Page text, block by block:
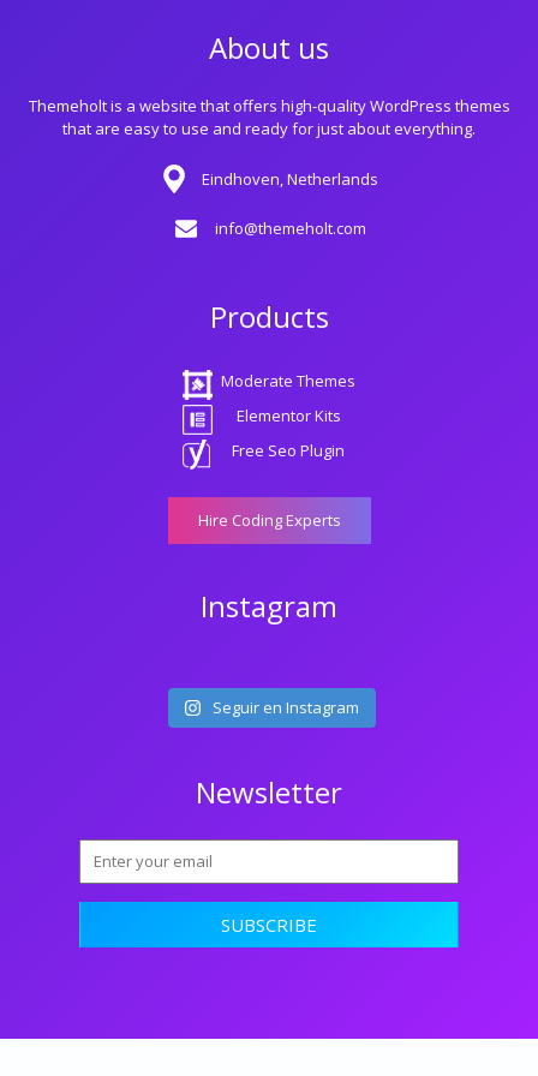
About us
Themeholt is a website that offers high-quality WordPress themes
that are easy to use and ready for just about everything.
Eindhoven, Netherlands
info@themeholt.com
Products
Moderate Themes
Elementor Kits
Free Seo Plugin
Hire Coding Experts
Instagram
Seguir en Instagram
Newsletter